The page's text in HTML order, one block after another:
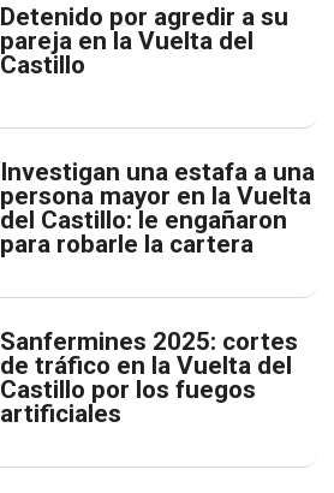
Detenido por agredir a su
pareja en la Vuelta del
Castillo
Investigan una estafa a una
persona mayor en la Vuelta
del Castillo: le engañaron
para robarle la cartera
Sanfermines 2025: cortes
de tráfico en la Vuelta del
Castillo por los fuegos
artificiales